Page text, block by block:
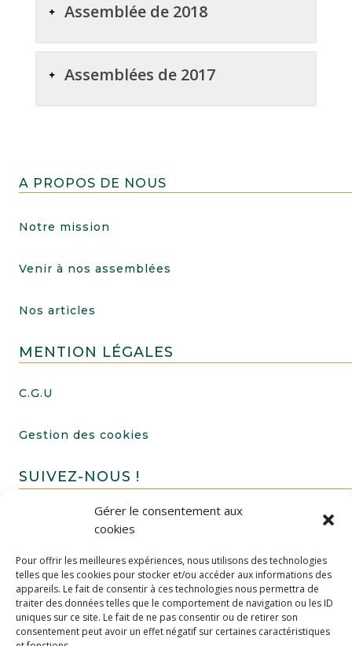
Gérer le consentement aux
cookies
Pour offrir les meilleures expériences, nous utilisons des technologies
telles que les cookies pour stocker et/ou accéder aux informations des
appareils. Le fait de consentir à ces technologies nous permettra de
traiter des données telles que le comportement de navigation ou les ID
uniques sur ce site. Le fait de ne pas consentir ou de retirer son
consentement peut avoir un effet négatif sur certaines caractéristiques
Assemblée de 2018
Assemblées de 2017
A PROPOS DE NOUS
Notre mission
Venir à nos assemblées
Nos articles
MENTION LÉGALES
C.G.U
Gestion des cookies
SUIVEZ-NOUS !
FAIRE UN DON